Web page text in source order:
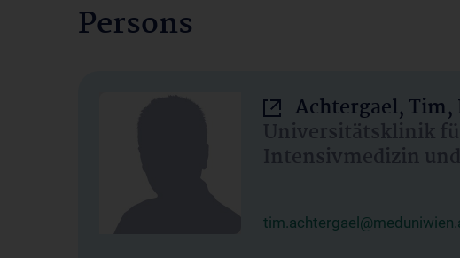
Persons
Achtergael, Tim,
Universitätsklinik
Intensivmedizin